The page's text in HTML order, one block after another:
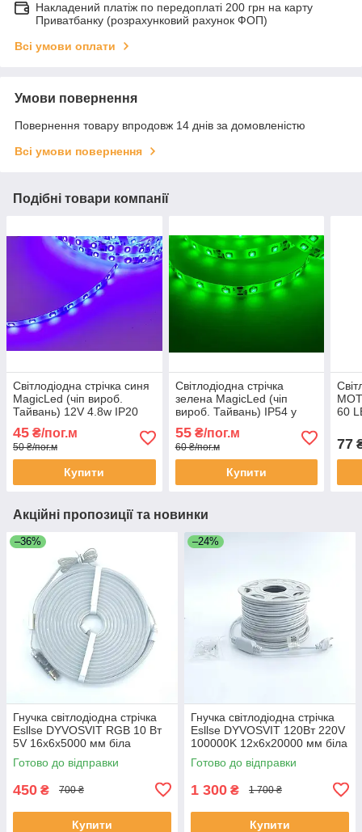
Накладений платіж по передоплаті 200 грн на карту
Приватбанку (розрахунковий рахунок ФОП)
Всі умови оплати
Умови повернення
Повернення товару впродовж 14 днів за домовленістю
Всі умови повернення
Подібні товари компанії
Світлодіодна стрічка синя
MagicLed (чіп вироб.
Тайвань) 12V 4.8w IP20
45 ₴/пог.м
50 ₴/пог.м
Купити
Світлодіодна стрічка
зелена MagicLed (чіп
вироб. Тайвань) IP54 у
55₴/пог.м
60 ₴/пог.м
Купити
60
77
Акційні пропозиції та новинки
–36%
Гнучка світлодіодна стрічка
Esllse DYVOSVIT RGB 10 Вт
5V 16x6x5000 мм біла
Готово до відправки
450 ₴ 700 ₴
Купити
–24%
Гнучка світлодіодна стрічка
Esllse DYVOSVIT 120Вт 220V
100000K 12x6x20000 мм біла
Готово до відправки
1 300 ₴ 1 700 ₴
Купити